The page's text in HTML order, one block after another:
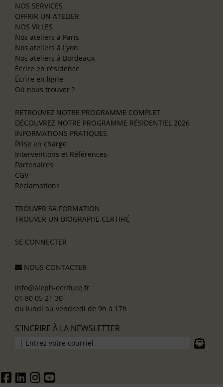
NOS SERVICES
OFFRIR UN ATELIER
NOS VILLES
Nos ateliers à Paris
Nos ateliers à Lyon
Nos ateliers à Bordeaux
Écrire en résidence
Écrire en ligne
Où nous trouver ?
RETROUVEZ NOTRE PROGRAMME COMPLET
DÉCOUVREZ NOTRE PROGRAMME RÉSIDENTIEL 2026
INFORMATIONS PRATIQUES
Prise en charge
Interventions et Références
Partenaires
CGV
Réclamations
TROUVER SA FORMATION
TROUVER UN BIOGRAPHE CERTIFIÉ
SE CONNECTER
NOUS CONTACTER
info@aleph-ecriture.fr
01 80 05 21 30
du lundi au vendredi de 9h à 17h
S'INCRIRE À LA NEWSLETTER